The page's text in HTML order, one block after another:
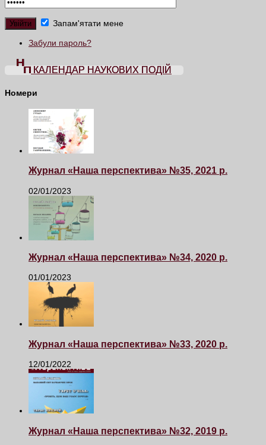
Запам'ятати мене
Забули пароль?
КАЛЕНДАР НАУКОВИХ ПОДІЙ
Номери
Журнал «Наша перспектива» №35, 2021 р.
02/01/2023
Журнал «Наша перспектива» №34, 2020 р.
01/01/2023
Журнал «Наша перспектива» №33, 2020 р.
12/01/2022
Журнал «Наша перспектива» №32, 2019 р.